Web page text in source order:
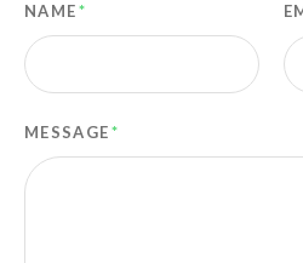
NAME *
MESSAGE*